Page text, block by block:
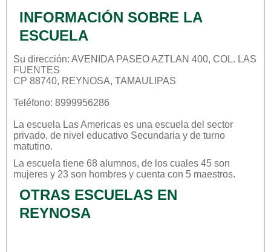
INFORMACIÓN SOBRE LA
ESCUELA
Su dirección: AVENIDA PASEO AZTLAN 400, COL. LAS
FUENTES
CP 88740, REYNOSA, TAMAULIPAS
Teléfono: 8999956286
La escuela Las Americas es una escuela del sector
privado, de nivel educativo Secundaria y de turno
matutino.
La escuela tiene 68 alumnos, de los cuales 45 son
mujeres y 23 son hombres y cuenta con 5 maestros.
OTRAS ESCUELAS EN
REYNOSA